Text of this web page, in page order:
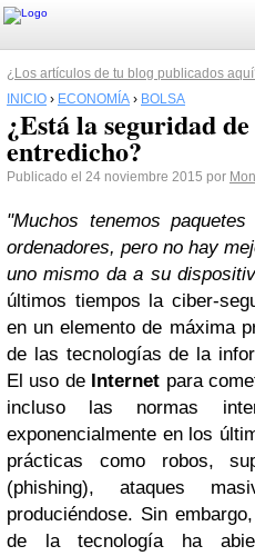
¿Los artículos de tu blog publicados
INICIO › ECONOMÍA › BOLSA
¿Está la seguridad
entredicho?
Publicado el 24 noviembre 2015 por
"Muchos tenemos
ordenadores, pero no hay
uno mismo da a su
últimos tiempos la ciber-
en un elemento de máxima
de las tecnologías de la
El uso de Internet para
incluso las normas
exponencialmente en los
prácticas como robos,
(phishing), ataques
produciéndose. Sin
de la tecnología ha